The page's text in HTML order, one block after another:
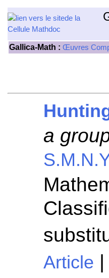
Gallica-Math : Œuvres
a
Article